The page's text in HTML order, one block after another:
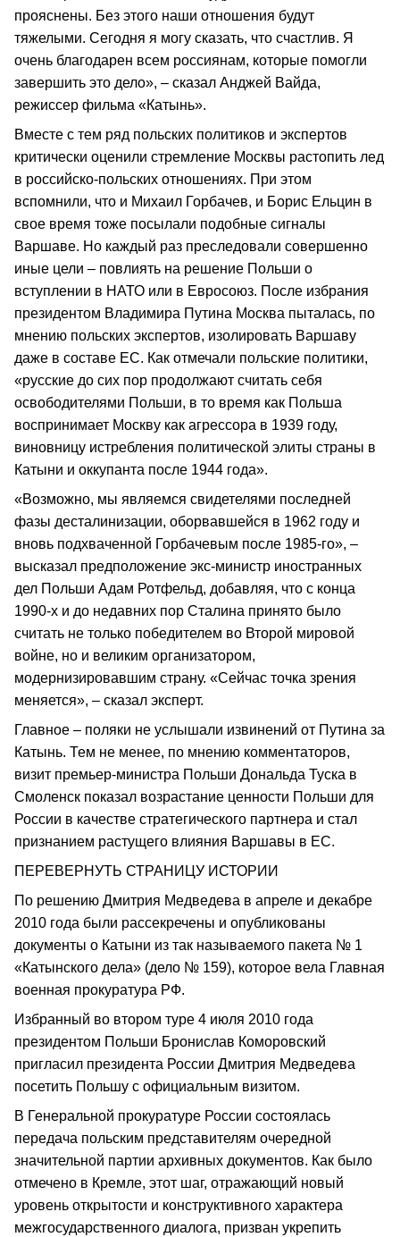
прояснены. Без этого наши отношения будут
тяжелыми. Сегодня я могу сказать, что счастлив. Я
очень благодарен всем россиянам, которые помогли
завершить это дело», – сказал Анджей Вайда,
режиссер фильма «Катынь».
Вместе с тем ряд польских политиков и экспертов
критически оценили стремление Москвы растопить лед
в российско-польских отношениях. При этом
вспомнили, что и Михаил Горбачев, и Борис Ельцин в
свое время тоже посылали подобные сигналы
Варшаве. Но каждый раз преследовали совершенно
иные цели – повлиять на решение Польши о
вступлении в НАТО или в Евросоюз. После избрания
президентом Владимира Путина Москва пыталась, по
мнению польских экспертов, изолировать Варшаву
даже в составе ЕС. Как отмечали польские политики,
«русские до сих пор продолжают считать себя
освободителями Польши, в то время как Польша
воспринимает Москву как агрессора в 1939 году,
виновницу истребления политической элиты страны в
Катыни и оккупанта после 1944 года».
«Возможно, мы являемся свидетелями последней
фазы десталинизации, оборвавшейся в 1962 году и
вновь подхваченной Горбачевым после 1985-го», –
высказал предположение экс-министр иностранных
дел Польши Адам Ротфельд, добавляя, что с конца
1990-х и до недавних пор Сталина принято было
считать не только победителем во Второй мировой
войне, но и великим организатором,
модернизировавшим страну. «Сейчас точка зрения
меняется», – сказал эксперт.
Главное – поляки не услышали извинений от Путина за
Катынь. Тем не менее, по мнению комментаторов,
визит премьер-министра Польши Дональда Туска в
Смоленск показал возрастание ценности Польши для
России в качестве стратегического партнера и стал
признанием растущего влияния Варшавы в ЕС.
ПЕРЕВЕРНУТЬ СТРАНИЦУ ИСТОРИИ
По решению Дмитрия Медведева в апреле и декабре
2010 года были рассекречены и опубликованы
документы о Катыни из так называемого пакета № 1
«Катынского дела» (дело № 159), которое вела Главная
военная прокуратура РФ.
Избранный во втором туре 4 июля 2010 года
президентом Польши Бронислав Коморовский
пригласил президента России Дмитрия Медведева
посетить Польшу с официальным визитом.
В Генеральной прокуратуре России состоялась
передача польским представителям очередной
значительной партии архивных документов. Как было
отмечено в Кремле, этот шаг, отражающий новый
уровень открытости и конструктивного характера
межгосударственного диалога, призван укрепить